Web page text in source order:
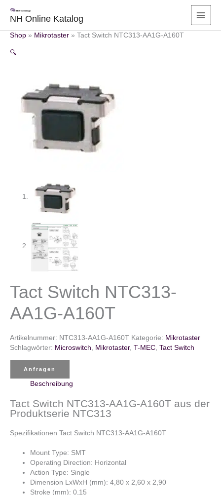
Inhalt
springen
NH Online Katalog
Shop » Mikrotaster » Tact Switch NTC313-AA1G-A160T
🔍
Tact Switch NTC313-
AA1G-A160T
Artikelnummer: NTC313-AA1G-A160T Kategorie: Mikrotaster
Schlagwörter: Microswitch Mikrotaster, T-MEC Tact Switch
Anfragen
Beschreibung
Tact Switch NTC313-AA1G-A160T aus der
Produktserie NTC313
Spezifikationen Tact Switch NTC313-AA1G-A160T
Mount Type: SMT
Operating Direction: Horizontal
Action Type: Single
Dimension LxWxH (mm): 4,80 x 2,60 x 2,90
Stroke (mm): 0,15